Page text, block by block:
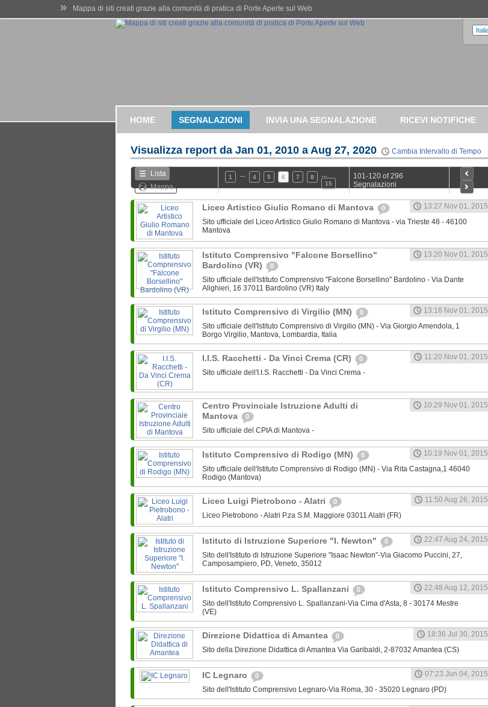
» Mappa di siti creati grazie alla comunità di pratica di Porte Aperte sul Web
HOME SEGNALAZIONI INVIA UNA SEGNALAZIONE RICEVI NOTIFICHE
Visualizza report da Jan 01, 2010 a Aug 27, 2020 Cambia Intervallo di Tempo
Lista
Mappa
1 4 5 6 7 8
15
101-120 of 296
Segnalazioni
Liceo Artistico Giulio Romano di Mantova 0
13:27 Nov 01, 2015
Sito ufficiale del Liceo Artistico Giulio Romano di Mantova - via Trieste 48 - 46100
Mantova
Istituto Comprensivo "Falcone Borsellino"
Bardolino (VR)
0
13:20 Nov 01, 2015
Sito ufficiale dell'Istituto Comprensivo "Falcone Borsellino" Bardolino - Via Dante
Alighieri, 16 37011 Bardolino (VR) Italy
Istituto Comprensivo di Virgilio (MN) 0
13:16 Nov 01, 2015
Sito ufficiale dell'Istituto Comprensivo di Virgilio (MN) - Via Giorgio Amendola, 1
Borgo Virgilio, Mantova, Lombardia, Italia
I.I.S. Racchetti - Da Vinci Crema (CR) 0
11:20 Nov 01, 2015
Sito ufficiale dell'I.I.S. Racchetti - Da Vinci Crema -
Centro Provinciale Istruzione Adulti di
Mantova
0
10:29 Nov 01, 2015
Sito ufficiale del CPIA di Mantova -
Istituto Comprensivo di Rodigo (MN) 0
10:19 Nov 01, 2015
Sito ufficiale dell'Istituto Comprensivo di Rodigo (MN) - Via Rita Castagna,1 46040
Rodigo (Mantova)
Liceo Luigi Pietrobono - Alatri 0
11:50 Aug 26, 2015
Liceo Pietrobono - Alatri P.za S.M. Maggiore 03011 Alatri (FR)
Istituto di Istruzione Superiore "I. Newton" 0
22:47 Aug 24, 2015
Sito dell'Istituto di Istruzione Superiore "Isaac Newton"-Via Giacomo Puccini, 27,
Camposampiero, PD, Veneto, 35012
Istituto Comprensivo L. Spallanzani 0
22:48 Aug 12, 2015
Sito dell'Istituto Comprensivo L. Spallanzani-Via Cima d'Asta, 8 - 30174 Mestre
(VE)
Direzione Didattica di Amantea 0
18:36 Jul 30, 2015
Sito della Direzione Didattica di Amantea Via Garibaldi, 2-87032 Amantea (CS)
IC Legnaro 0
07:23 Jun 04, 2015
Sito dell'Istituto Comprensivo Legnaro-Via Roma, 30 - 35020 Legnaro (PD)